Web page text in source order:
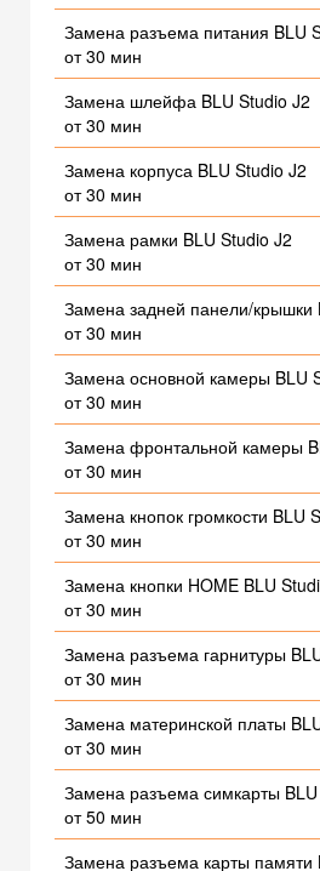
Замена разъема питания BLU
от 30 мин
Замена шлейфа BLU Studio J2
от 30 мин
Замена корпуса BLU Studio J2
от 30 мин
Замена рамки BLU Studio J2
от 30 мин
Замена задней панели/крышки
от 30 мин
Замена основной камеры BLU
от 30 мин
Замена фронтальной камеры
от 30 мин
Замена кнопок громкости BLU
от 30 мин
Замена кнопки HOME BLU
от 30 мин
Замена разъема гарнитуры
от 30 мин
Замена материнской платы
от 30 мин
Замена разъема симкарты
от 50 мин
Замена разъема карты памяти